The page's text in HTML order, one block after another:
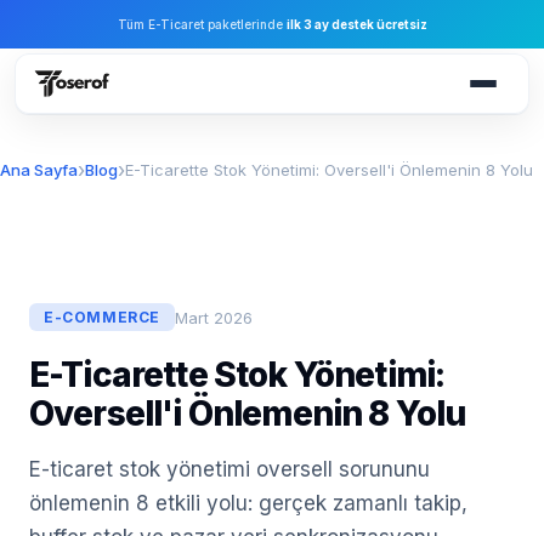
Tüm E-Ticaret paketlerinde ilk 3 ay destek ücretsiz
Ana Sayfa Blog E-Ticarette Stok Yönetimi: Oversell'i Önlemenin 8 Yolu
E-COMMERCE Mart 2026
E-Ticarette Stok Yönetimi:
Oversell'i Önlemenin 8 Yolu
E-ticaret stok yönetimi oversell sorununu
önlemenin 8 etkili yolu: gerçek zamanlı takip,